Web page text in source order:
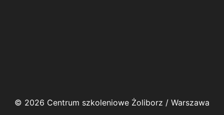
© 2026 Centrum szkoleniowe Żoliborz / Warszawa